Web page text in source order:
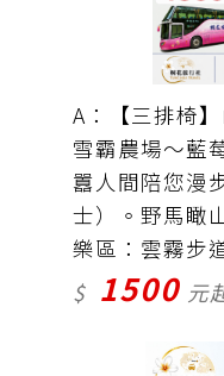
A：【三排椅
雪霸農場〜藍
囂人間陪您漫
士）。野馬瞰
樂區：雲霧步
稱為「雲的故
密。大小車資
$ 1500 元